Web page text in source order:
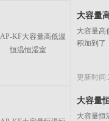
大容量
大容量高
积加到了
更新时间
大容量
大容量恒